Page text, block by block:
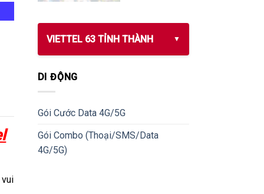
VIETTEL 63 TỈNH THÀNH
DI ĐỘNG
Gói Cước Data 4G/5G
Gói Combo (Thoại/SMS/Data
4G/5G)